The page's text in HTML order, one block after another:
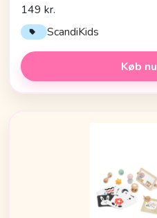
149 kr.
ScandiKids
Køb nu